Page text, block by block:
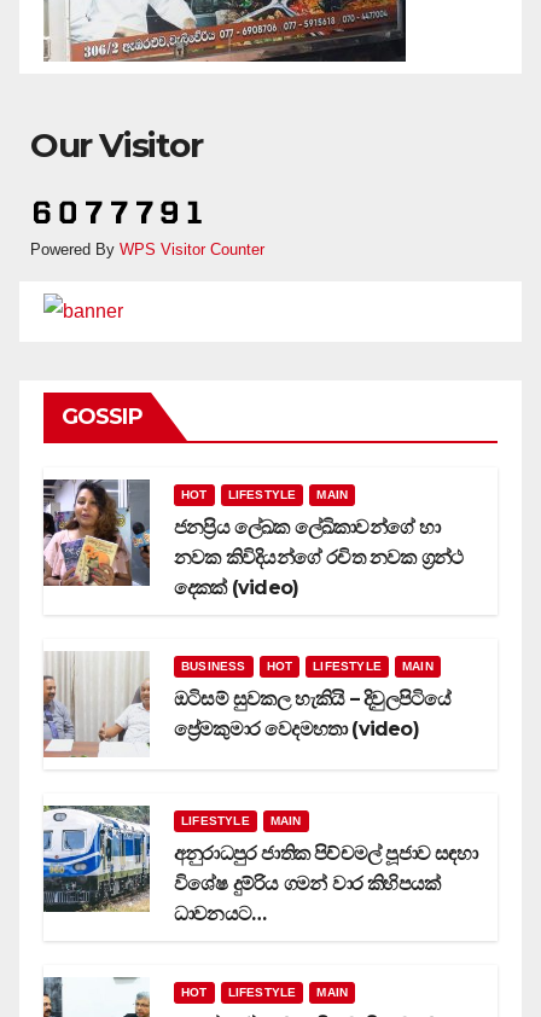
Our Visitor
Powered By WPS Visitor Counter
GOSSIP
HOT LIFESTYLE MAIN
ජනප්‍රිය ලේඛක ලේඛිකාවන්ගේ හා
නවක කිවිදියන්ගේ රචිත නවක ග්‍රන්ථ
දෙකක් (video)
BUSINESS HOT LIFESTYLE MAIN
ඔටිසම් සුවකල හැකියි – දිවුලපිටියේ
ප්‍රේමකුමාර වෙදමහතා (video)
LIFESTYLE MAIN
අනුරාධපුර ජාතික පිච්චමල් පූජාව සඳහා
විශේෂ දුම්රිය ගමන් වාර කිහිපයක්
ධාවනයට…
HOT LIFESTYLE MAIN